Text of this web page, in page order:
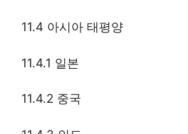
11.4 아시아 태평양
11.4.1 일본
11.4.2 중국